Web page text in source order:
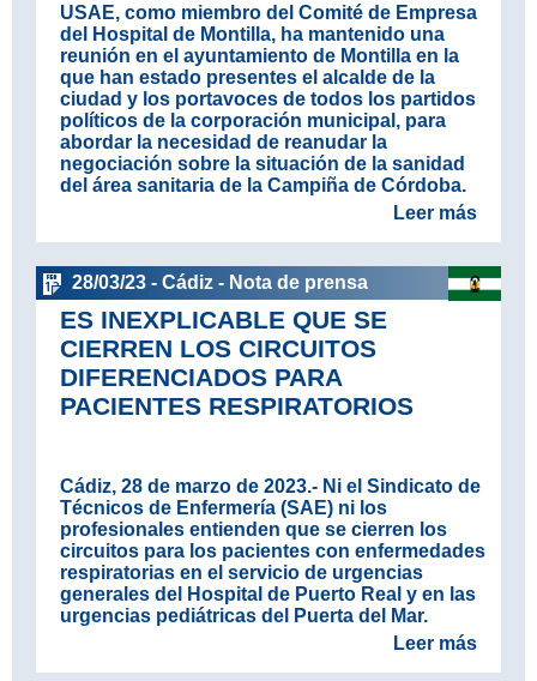
USAE, como miembro del Comité de Empresa
del Hospital de Montilla, ha mantenido una
reunión en el ayuntamiento de Montilla en la
que han estado presentes el alcalde de la
ciudad y los portavoces de todos los partidos
políticos de la corporación municipal, para
abordar la necesidad de reanudar la
negociación sobre la situación de la sanidad
del área sanitaria de la Campiña de Córdoba.
Leer más
28/03/23 - Cádiz - Nota de prensa
ES INEXPLICABLE QUE SE
CIERREN LOS CIRCUITOS
DIFERENCIADOS PARA
PACIENTES RESPIRATORIOS
Cádiz, 28 de marzo de 2023.-Ni el Sindicato de
Técnicos de Enfermería (SAE) ni los
profesionales entienden que se cierren los
circuitos para los pacientes con enfermedades
respiratorias en el servicio de urgencias
generales del Hospital de Puerto Real y en las
urgencias pediátricas del Puerta del Mar.
Leer más